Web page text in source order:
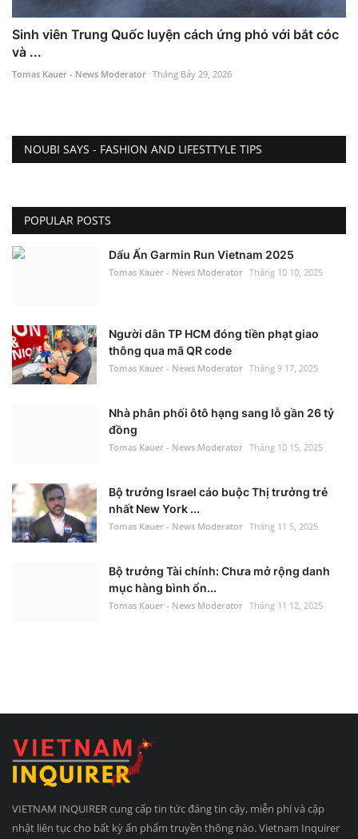
Sinh viên Trung Quốc luyện cách ứng phó với bắt cóc
và ...
Tomas Kauer - News Moderator Tháng Bảy 29, 2026
NOUBI SAYS - FASHION AND LIFESTTYLE TIPS
POPULAR POSTS
Dấu Ấn Garmin Run Vietnam 2025
Tomas Kauer - News Moderator Tháng 10 10, 2025
Người dân TP HCM đóng tiền phạt giao
thông qua mã QR code
Tomas Kauer - News Moderator Tháng 9 17, 2025
Nhà phân phối ôtô hạng sang lỗ gần 26 tỷ
đồng
Tomas Kauer - News Moderator Tháng 10 15, 2025
Bộ trưởng Israel cáo buộc Thị trưởng trẻ
nhất New York ...
Tomas Kauer - News Moderator Tháng 11 5, 2025
Bộ trưởng Tài chính: Chưa mở rộng danh
mục hàng bình ổn...
Tomas Kauer - News Moderator Tháng 11 12, 2025
VIETNAM INQUIRER cung cấp tin tức đáng tin cậy, miễn phí và cập
nhật liên tục cho bất kỳ ấn phẩm truyền thông nào. Vietnam Inquirer